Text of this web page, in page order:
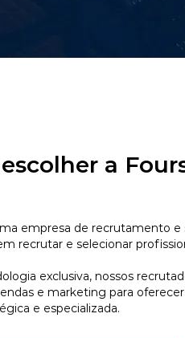
a
empresa de recrutamento e
recrutar e selecionar
exclusiva, nossos
e marketing para
e especializada.